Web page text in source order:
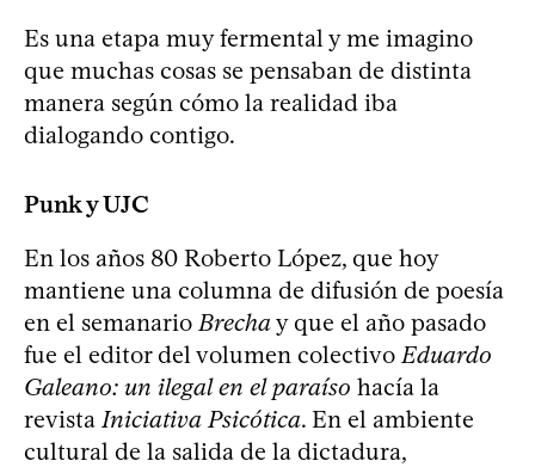
Es una etapa muy fermental y me imagino
que muchas cosas se pensaban de distinta
manera según cómo la realidad iba
dialogando contigo.
Punk y UJC
En los años 80 Roberto López, que hoy
mantiene una columna de difusión de poesía
en el semanario Brechay que el año pasado
fue el editor del volumen colectivo Eduardo
Galeano: un ilegal en el paraíso hacía la
revista Iniciativa Psicótica. En el ambiente
cultural de la salida de la dictadura,